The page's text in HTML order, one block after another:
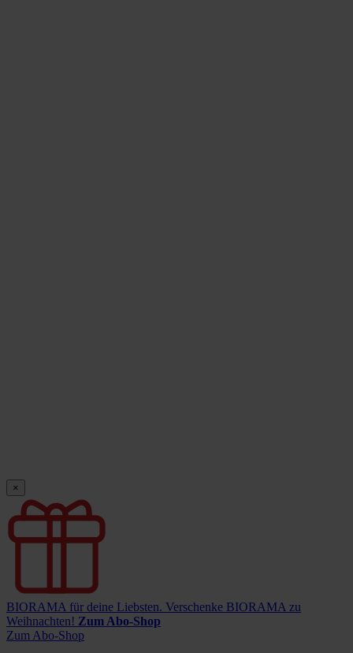
×
BIORAMA für deine Liebsten. Verschenke BIORAMA zu
Weihnachten! Zum Abo-Shop
Zum Abo-Shop